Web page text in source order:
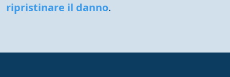
ripristinare il danno.